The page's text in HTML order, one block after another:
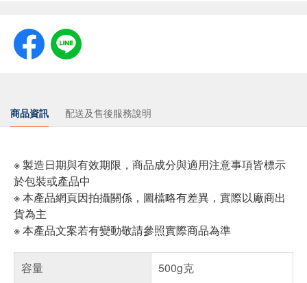
商品資訊 配送及售後服務說明
※ 製造日期與有效期限，商品成分與適用注意事項皆標示
於包裝或產品中
※ 本產品網頁因拍攝關係，圖檔略有差異，實際以廠商出
貨為主
※ 本產品文案若有變動敬請參照實際商品為準
容量
500g克